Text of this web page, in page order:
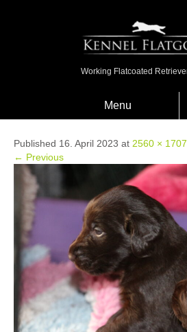
Working Flatcoated
Menu
Published 16. April 2023 at 2560 × 1707
← Previous